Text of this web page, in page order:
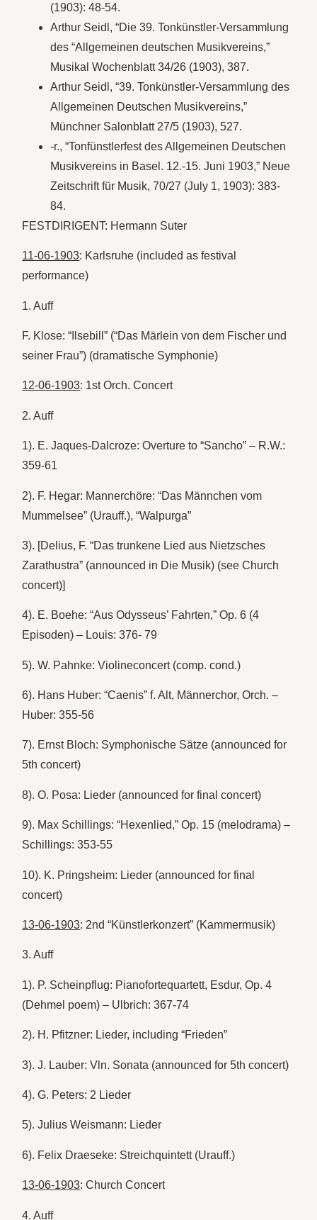
(1903): 48-54.
Arthur Seidl, “Die 39. Tonkünstler-Versammlung
des “Allgemeinen deutschen Musikvereins,”
Musikal Wochenblatt 34/26 (1903), 387.
Arthur Seidl, “39. Tonkünstler-Versammlung des
Allgemeinen Deutschen Musikvereins,”
Münchner Salonblatt 27/5 (1903), 527.
-r., “Tonfünstlerfest des Allgemeinen Deutschen
Musikvereins in Basel. 12.-15. Juni 1903,” Neue
Zeitschrift für Musik, 70/27 (July 1, 1903): 383-
84.
FESTDIRIGENT: Hermann Suter
11-06-1903: Karlsruhe (included as festival
performance)
1. Auff
F. Klose: “Ilsebill” (“Das Märlein von dem Fischer und
seiner Frau”) (dramatische Symphonie)
12-06-1903: 1st Orch. Concert
2. Auff
1). E. Jaques-Dalcroze: Overture to “Sancho” – R.W.:
359-61
2). F. Hegar: Mannerchöre: “Das Männchen vom
Mummelsee” (Urauff.), “Walpurga”
3). [Delius, F. “Das trunkene Lied aus Nietzsches
Zarathustra” (announced in Die Musik) (see Church
concert)]
4). E. Boehe: “Aus Odysseus’ Fahrten,” Op. 6 (4
Episoden) – Louis: 376- 79
5). W. Pahnke: Violineconcert (comp. cond.)
6). Hans Huber: “Caenis” f. Alt, Männerchor, Orch. –
Huber: 355-56
7). Ernst Bloch: Symphonische Sätze (announced for
5th concert)
8). O. Posa: Lieder (announced for final concert)
9). Max Schillings: “Hexenlied,” Op. 15 (melodrama) –
Schillings: 353-55
10). K. Pringsheim: Lieder (announced for final
concert)
13-06-1903: 2nd “Künstlerkonzert” (Kammermusik)
3. Auff
1). P. Scheinpflug: Pianofortequartett, Esdur, Op. 4
(Dehmel poem) – Ulbrich: 367-74
2). H. Pfitzner: Lieder, including “Frieden”
3). J. Lauber: Vln. Sonata (announced for 5th concert)
4). G. Peters: 2 Lieder
5). Julius Weismann: Lieder
6). Felix Draeseke: Streichquintett (Urauff.)
13-06-1903: Church Concert
4. Auff